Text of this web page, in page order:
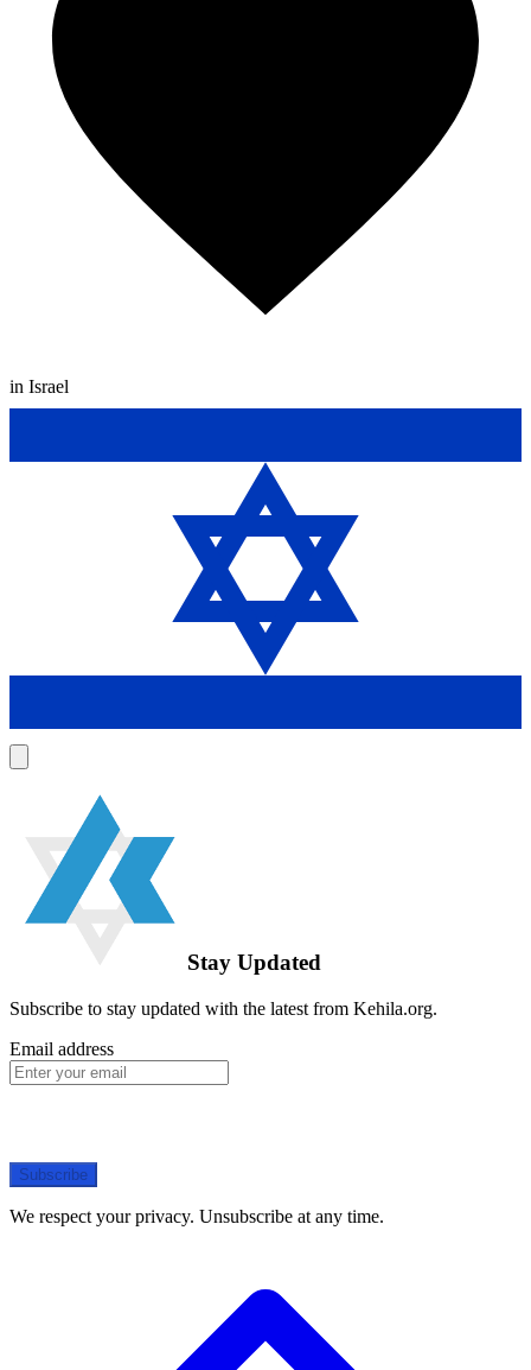
in Israel
Stay Updated
Subscribe to stay updated with the latest from Kehila.org.
Email address
Subscribe
We respect your privacy. Unsubscribe at any time.